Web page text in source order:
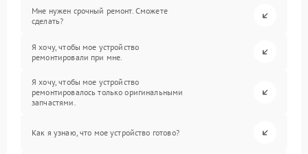
Мне нужен срочный ремонт. Сможете
сделать?
Я хочу, чтобы мое устройство
ремонтировали при мне.
Я хочу, чтобы мое устройство
ремонтировалось только оригинальными
запчастями.
Как я узнаю, что мое устройство готово?